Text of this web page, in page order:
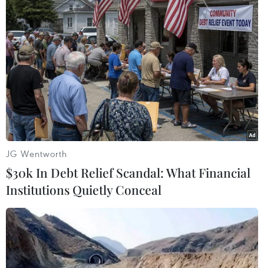
Theo dõi VietnamPlus
TIN LIÊN QUAN
JG Wentworth
$30k In Debt Relief Scandal: What Financial
Institutions Quietly Conceal